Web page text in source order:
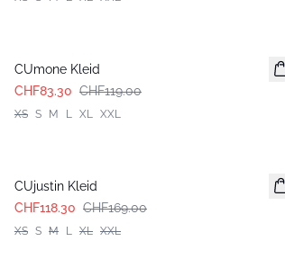
CUmone Kleid
CHF83.30 CHF119.00
XS S M L XL XXL
CUjustin Kleid
CHF118.30 CHF169.00
XS S M L XL XXL